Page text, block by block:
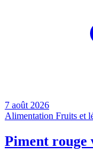
7 août 2026
Alimentation Fruits et
Piment rouge